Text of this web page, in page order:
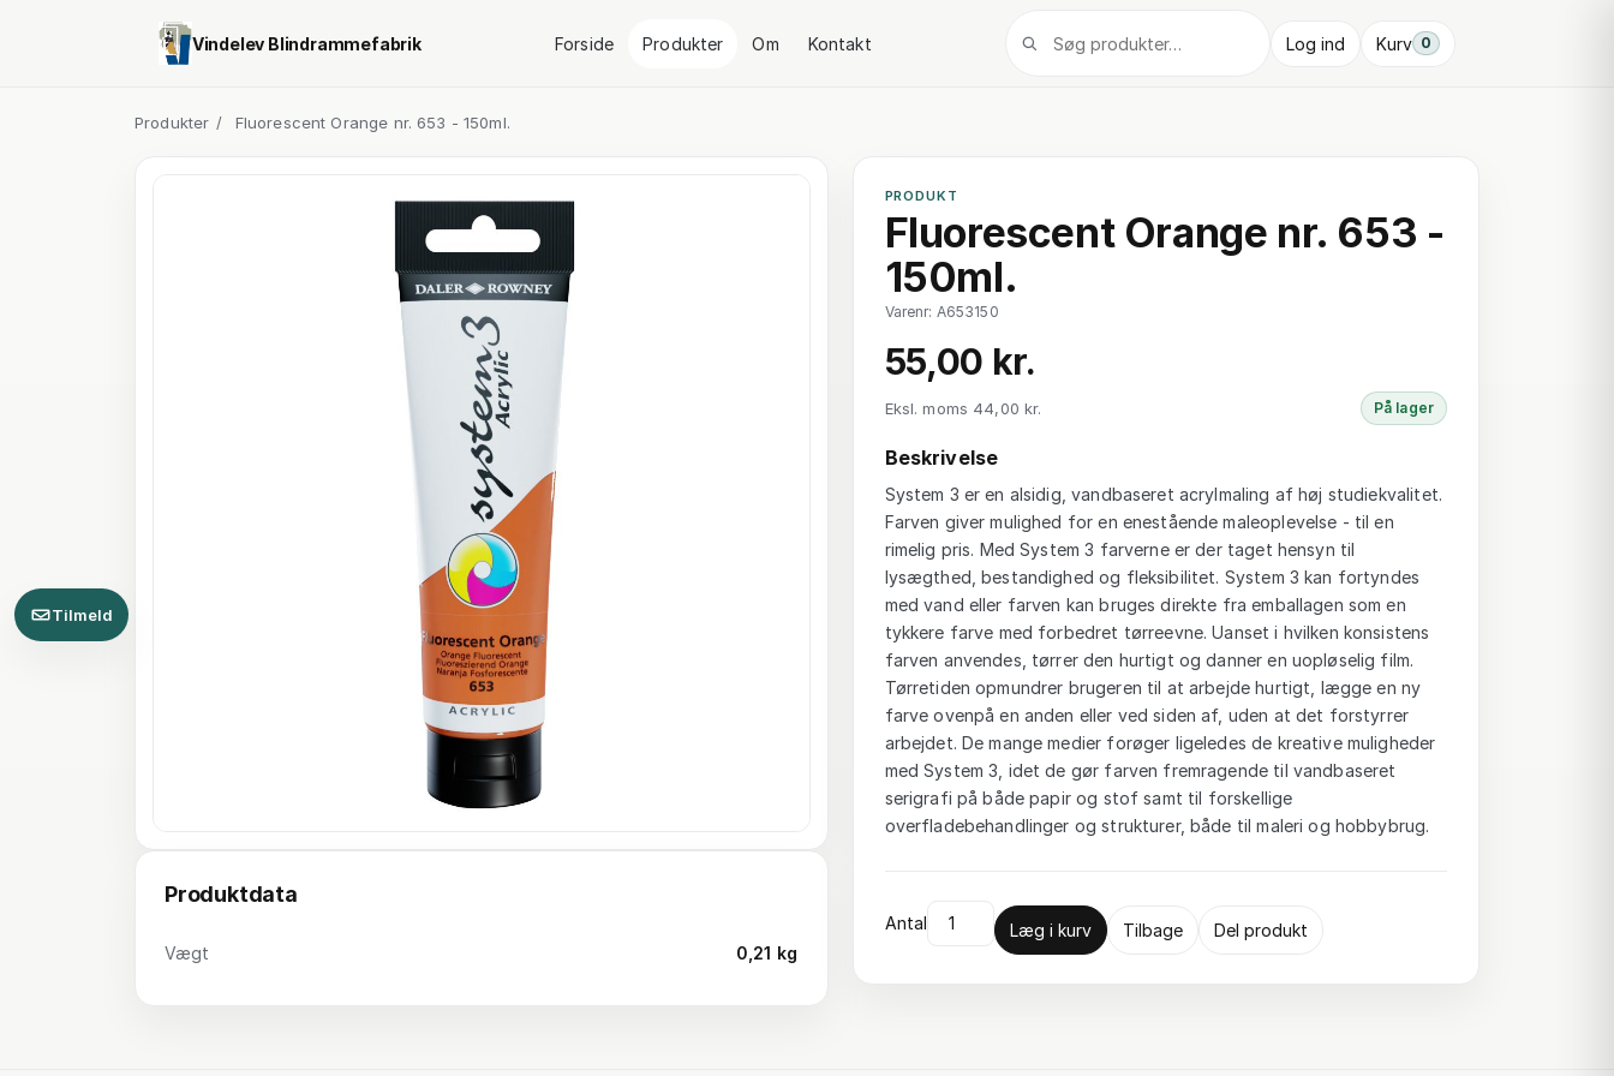
Vindelev Blindrammefabrik Forside Produkter Om Kontakt Log ind Kurv 0
Produkter / Fluorescent Orange nr. 653 - 150ml.
Produktdata
Vægt 0,21 kg
PRODUKT
Fluorescent Orange nr. 653 -
150ml.
Varenr: A653150
55,00 kr.
Eksl. moms 44,00 kr. På lager
Beskrivelse
System 3 er en alsidig, vandbaseret acrylmaling af høj studiekvalitet.
Farven giver mulighed for en enestående maleoplevelse - til en
rimelig pris. Med System 3 farverne er der taget hensyn til
lysægthed, bestandighed og fleksibilitet. System 3 kan fortyndes
med vand eller farven kan bruges direkte fra emballagen som en
tykkere farve med forbedret tørreevne. Uanset i hvilken konsistens
farven anvendes, tørrer den hurtigt og danner en uopløselig film.
Tørretiden opmundrer brugeren til at arbejde hurtigt, lægge en ny
farve ovenpå en anden eller ved siden af, uden at det forstyrrer
arbejdet. De mange medier forøger ligeledes de kreative muligheder
med System 3, idet de gør farven fremragende til vandbaseret
serigrafi på både papir og stof samt til forskellige
overfladebehandlinger og strukturer, både til maleri og hobbybrug.
Antal Læg i kurv Tilbage Del produkt
Tilmeld